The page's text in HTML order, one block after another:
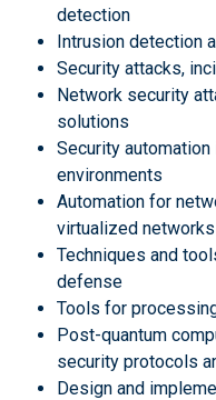
detection
Intrusion detection
Security attacks,
Network security
solutions
Security
environments
Automation for
virtualized networks
Techniques and
defense
Tools for
Post-quantum
security protocols
Design and